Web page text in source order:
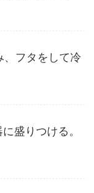
、フタをして冷
盛りつける。